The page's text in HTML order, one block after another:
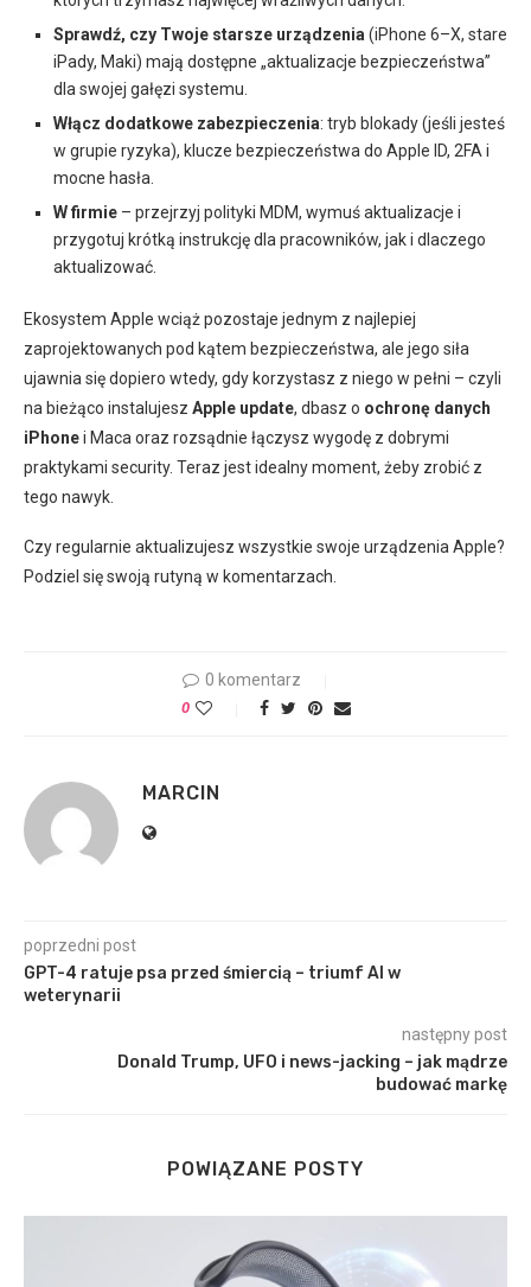
Sprawdź, czy Twoje starsze urządzenia (iPhone 6–X, stare
iPady, Maki) mają dostępne „aktualizacje bezpieczeństwa”
dla swojej gałęzi systemu.
Włącz dodatkowe zabezpieczenia: tryb blokady (jeśli jesteś
w grupie ryzyka), klucze bezpieczeństwa do Apple ID, 2FA i
mocne hasła.
W firmie – przejrzyj polityki MDM, wymuś aktualizacje i
przygotuj krótką instrukcję dla pracowników, jak i dlaczego
aktualizować.
Ekosystem Apple wciąż pozostaje jednym z najlepiej
zaprojektowanych pod kątem bezpieczeństwa, ale jego siła
ujawnia się dopiero wtedy, gdy korzystasz z niego w pełni – czyli
na bieżąco instalujesz Apple update, dbasz o ochronę danych
iPhonei Maca oraz rozsądnie łączysz wygodę z dobrymi
praktykami security. Teraz jest idealny moment, żeby zrobić z
tego nawyk.
Czy regularnie aktualizujesz wszystkie swoje urządzenia Apple?
Podziel się swoją rutyną w komentarzach.
0 komentarz
0
MARCIN
poprzedni post
GPT-4 ratuje psa przed śmiercią – triumf AI w
weterynarii
następny post
Donald Trump, UFO i news-jacking – jak mądrze
budować markę
POWIĄZANE POSTY